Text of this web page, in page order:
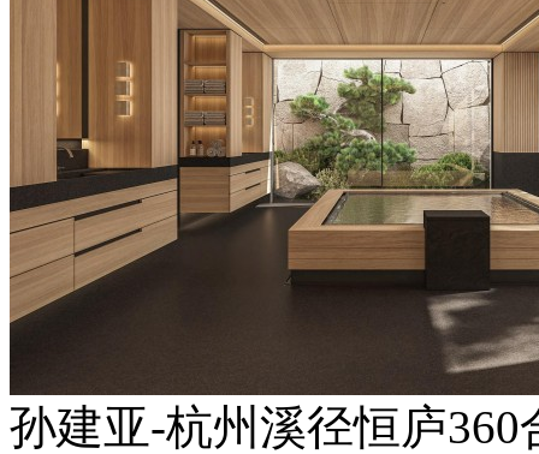
孙建亚-杭州溪径恒庐360